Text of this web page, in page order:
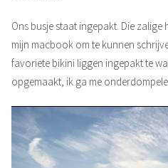
Ons busje staat ingepakt. Die
mijn macbook om te kunnen
favoriete bikini liggen ingepakt te
opgemaakt, ik ga me